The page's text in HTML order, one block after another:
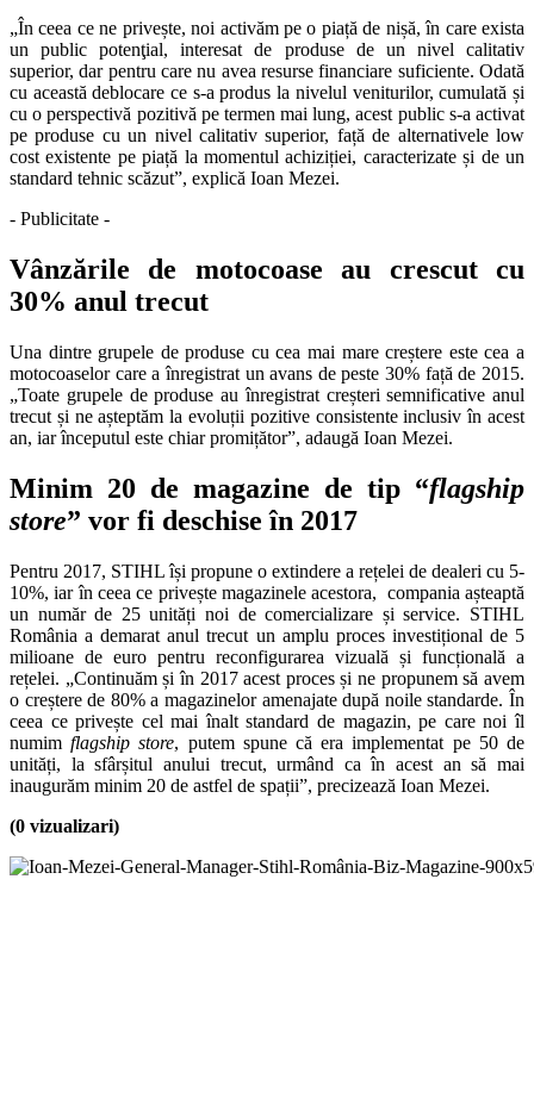
„În ceea ce ne privește, noi activăm pe o piață de nișă, în care exista
un public potenţial, interesat de produse de un nivel calitativ
superior, dar pentru care nu avea resurse financiare suficiente. Odată
cu această deblocare ce s-a produs la nivelul veniturilor, cumulată și
cu o perspectivă pozitivă pe termen mai lung, acest public s-a activat
pe produse cu un nivel calitativ superior, față de alternativele low
cost existente pe piață la momentul achiziției, caracterizate și de un
standard tehnic scăzut”, explică Ioan Mezei.
- Publicitate -
Vânzările de motocoase au crescut cu
30% anul trecut
Una dintre grupele de produse cu cea mai mare creștere este cea a
motocoaselor care a înregistrat un avans de peste 30% față de 2015.
„Toate grupele de produse au înregistrat creșteri semnificative anul
trecut și ne așteptăm la evoluții pozitive consistente inclusiv în acest
an, iar începutul este chiar promițător”, adaugă Ioan Mezei.
Minim 20 de magazine de tip “flagship
store” vor fi deschise în 2017
Pentru 2017, STIHL își propune o extindere a rețelei de dealeri cu 5-
10%, iar în ceea ce privește magazinele acestora, compania așteaptă
un număr de 25 unități noi de comercializare și service. STIHL
România a demarat anul trecut un amplu proces investițional de 5
milioane de euro pentru reconfigurarea vizuală și funcțională a
rețelei. „Continuăm și în 2017 acest proces și ne propunem să avem
o creștere de 80% a magazinelor amenajate după noile standarde. În
ceea ce privește cel mai înalt standard de magazin, pe care noi îl
numimflagship store, putem spune că era implementat pe 50 de
unități, la sfârșitul anului trecut, urmând ca în acest an să mai
inaugurăm minim 20 de astfel de spații”, precizează Ioan Mezei.
(0 vizualizari)